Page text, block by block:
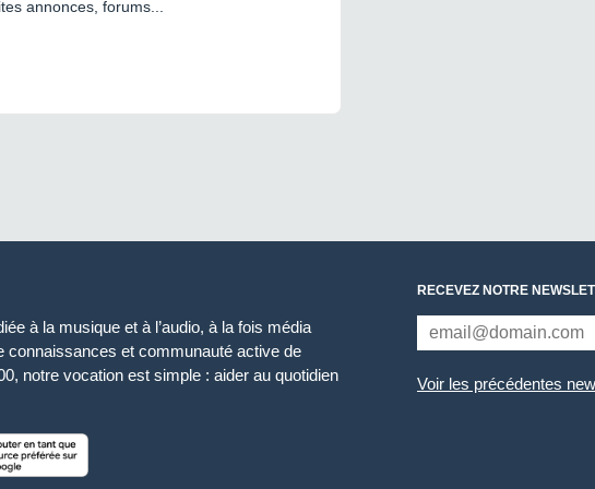
annonces, forums...
à la musique et à l’audio, à la fois média
connaissances et communauté active de
notre vocation est simple : aider au quotidien
RECEVEZ NOTRE
Voir les précédentes